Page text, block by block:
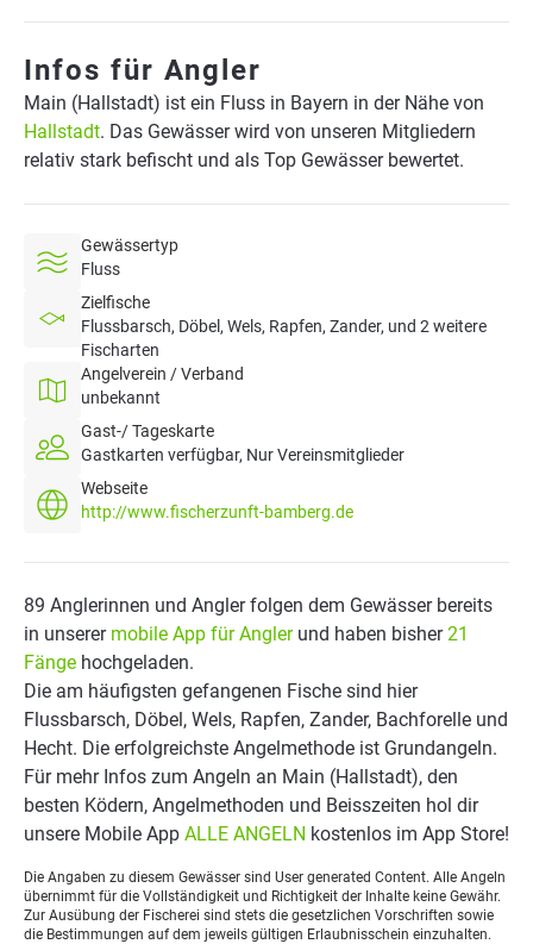
Infos für Angler
Main (Hallstadt) ist ein Fluss in Bayern in der Nähe von
Hallstadt. Das Gewässer wird von unseren Mitgliedern
relativ stark befischt und als Top Gewässer bewertet.
Gewässertyp
Fluss
Zielfische
Flussbarsch, Döbel, Wels, Rapfen, Zander, und 2 weitere
Fischarten
Angelverein / Verband
unbekannt
Gast-/ Tageskarte
Gastkarten verfügbar, Nur Vereinsmitglieder
Webseite
http://www.fischerzunft-bamberg.de
89 Anglerinnen und Angler folgen dem Gewässer bereits
in unserer mobile App für Anglerund haben bisher21
Fänge hochgeladen.
Die am häufigsten gefangenen Fische sind hier
Flussbarsch, Döbel, Wels, Rapfen, Zander, Bachforelle und
Hecht. Die erfolgreichste Angelmethode ist Grundangeln.
Für mehr Infos zum Angeln an Main (Hallstadt), den
besten Ködern, Angelmethoden und Beisszeiten hol dir
unsere Mobile App ALLE ANGELN kostenlos im App Store!
Die Angaben zu diesem Gewässer sind User generated Content. Alle Angeln
übernimmt für die Vollständigkeit und Richtigkeit der Inhalte keine Gewähr.
Zur Ausübung der Fischerei sind stets die gesetzlichen Vorschriften sowie
die Bestimmungen auf dem jeweils gültigen Erlaubnisschein einzuhalten.